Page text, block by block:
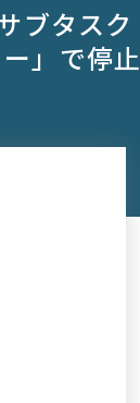
ブタスク
」で停止